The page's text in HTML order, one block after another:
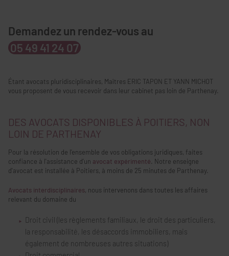
Demandez un rendez-vous au
05 49 41 24 07
Étant avocats pluridisciplinaires, Maîtres ERIC TAPON ET YANN MICHOT
vous proposent de vous recevoir dans leur cabinet pas loin de Parthenay.
DES AVOCATS DISPONIBLES À POITIERS, NON
LOIN DE PARTHENAY
Pour la résolution de l'ensemble de vos obligations juridiques, faites
confiance à l'assistance d’un avocat expérimenté. Notre enseigne
d'avocat est installée à Poitiers, à moins de 25 minutes de Parthenay.
Avocats interdisciplinaires, nous intervenons dans toutes les affaires
relevant du domaine du
Droit civil (les règlements familiaux, le droit des particuliers,
la responsabilité, les désaccords immobiliers, mais
également de nombreuses autres situations)